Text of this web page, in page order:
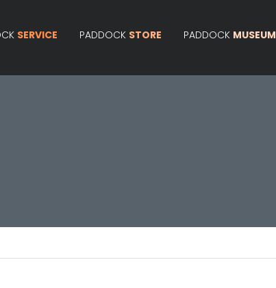
SERVICE PADDOCK STORE PADDOCK MUSEUM